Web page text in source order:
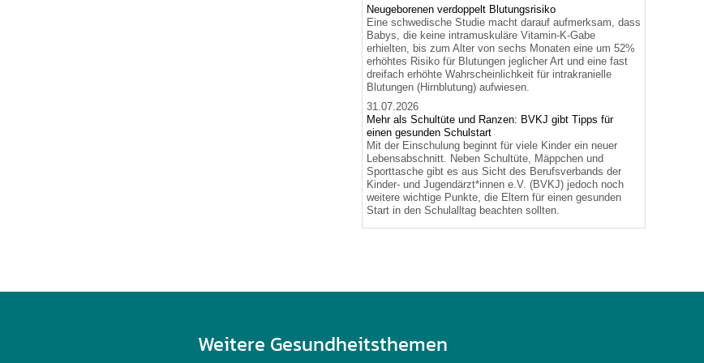
Neugeborenen verdoppelt Blutungsrisiko
Eine schwedische Studie macht darauf aufmerksam, dass
Babys, die keine intramuskuläre Vitamin-K-Gabe
erhielten, bis zum Alter von sechs Monaten eine um 52%
erhöhtes Risiko für Blutungen jeglicher Art und eine fast
dreifach erhöhte Wahrscheinlichkeit für intrakranielle
Blutungen (Hirnblutung) aufwiesen.
31.07.2026
Mehr als Schultüte und Ranzen: BVKJ gibt Tipps für
einen gesunden Schulstart
Mit der Einschulung beginnt für viele Kinder ein neuer
Lebensabschnitt. Neben Schultüte, Mäppchen und
Sporttasche gibt es aus Sicht des Berufsverbands der
Kinder- und Jugendärzt*innen e.V. (BVKJ) jedoch noch
weitere wichtige Punkte, die Eltern für einen gesunden
Start in den Schulalltag beachten sollten.
Weitere Gesundheitsthemen